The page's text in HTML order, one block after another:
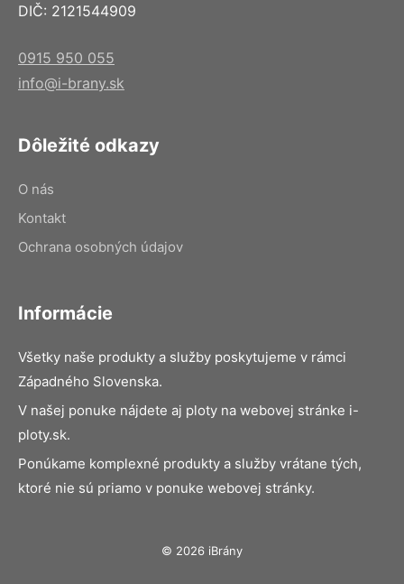
DIČ: 2121544909
0915 950 055
info@i-brany.sk
Dôležité odkazy
O nás
Kontakt
Ochrana osobných údajov
Informácie
Všetky naše produkty a služby poskytujeme v rámci
Západného Slovenska.
V našej ponuke nájdete aj ploty na webovej stránke i-
ploty.sk.
Ponúkame komplexné produkty a služby vrátane tých,
ktoré nie sú priamo v ponuke webovej stránky.
© 2026 iBrány